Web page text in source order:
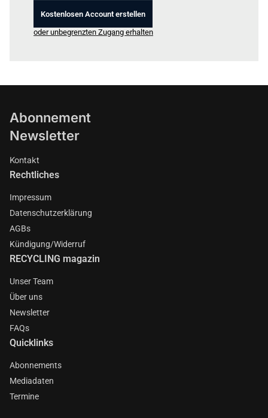
Kostenlosen Account erstellen
oder unbegrenzten Zugang erhalten
Abonnement
Newsletter
Kontakt
Rechtliches
Impressum
Datenschutzerklärung
AGBs
Kündigung/Widerruf
RECYCLING magazin
Unser Team
Über uns
Newsletter
FAQs
Quicklinks
Abonnements
Mediadaten
Termine